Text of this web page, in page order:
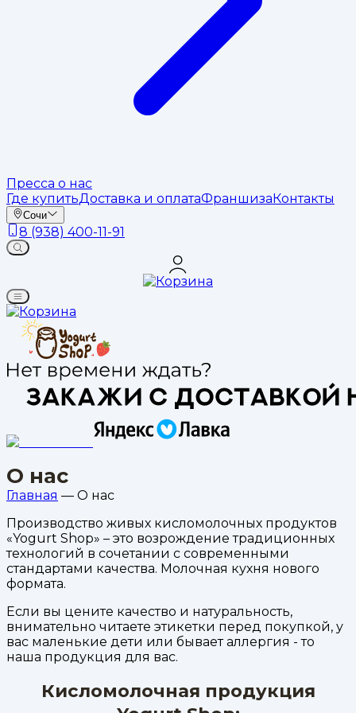
Пресса о нас
Где купитьДоставка и оплатаФраншизаКонтакты
Сочи
8 (938) 400-11-91
О нас
Главная — О нас
Производство живых кисломолочных продуктов
«Yogurt Shop» – это возрождение традиционных
технологий в сочетании с современными
стандартами качества. Молочная кухня нового
формата.
Если вы цените качество и натуральность,
внимательно читаете этикетки перед покупкой, у
вас маленькие дети или бывает аллергия - то
наша продукция для вас.
Кисломолочная продукция